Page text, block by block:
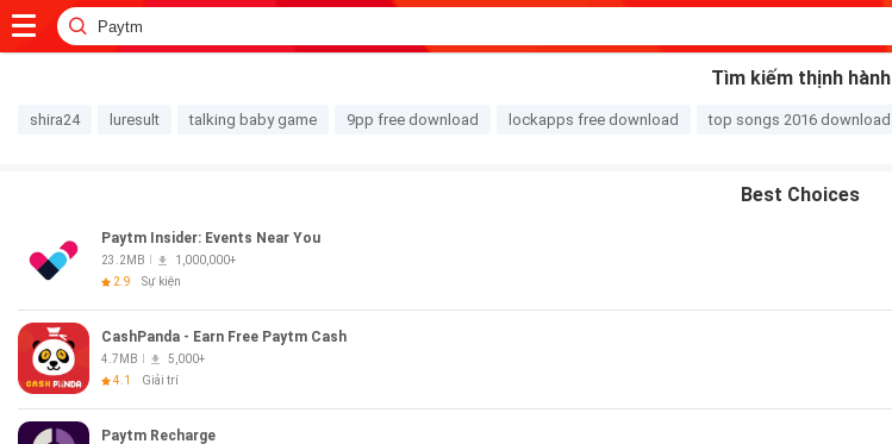
Tìm kiếm thịnh hành
shira24 luresult talking baby game 9pp free download lockapps free download top songs 2016 download
Best Choices
Paytm Insider: Events Near You
23.2MB
1,000,000+
2.9
Sự kiện
CashPanda - Earn Free Paytm Cash
4.7MB
5,000+
4.1
Giải trí
Paytm Recharge